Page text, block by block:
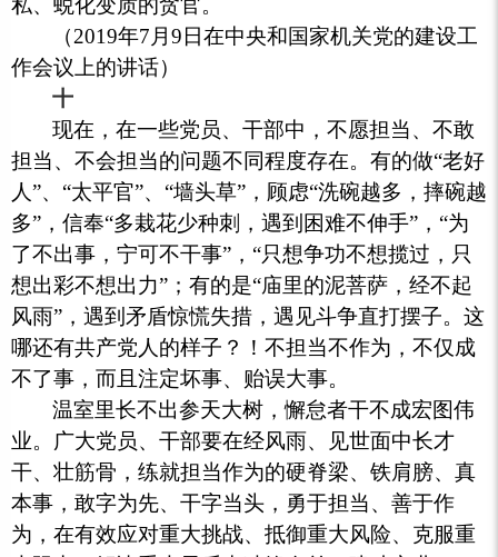
（2019年7月9日在中央和国家机关党的建设工
作会议上的讲话）
十
现在，在一些党员、干部中，不愿担当、不敢
担当、不会担当的问题不同程度存在。有的做“老好
人”、“太平官”、“墙头草”，顾虑“洗碗越多，摔碗越
多”，信奉“多栽花少种刺，遇到困难不伸手”，“为
了不出事，宁可不干事”，“只想争功不想揽过，只
想出彩不想出力”；有的是“庙里的泥菩萨，经不起
风雨”，遇到矛盾惊慌失措，遇见斗争直打摆子。这
哪还有共产党人的样子？！不担当不作为，不仅成
不了事，而且注定坏事、贻误大事。
温室里长不出参天大树，懈怠者干不成宏图伟
业。广大党员、干部要在经风雨、见世面中长才
干、壮筋骨，练就担当作为的硬脊梁、铁肩膀、真
本事，敢字为先、干字当头，勇于担当、善于作
为，在有效应对重大挑战、抵御重大风险、克服重